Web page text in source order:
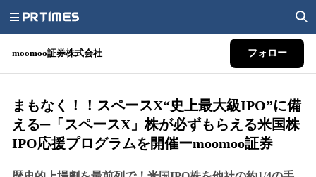
moomoo証券株式会社 フォロー
まもなく！！スペースX“史上最大級IPO”に備
える─「スペースX」株が必ずもらえる米国株
IPO応援プログラムを開催ーmoomoo証券